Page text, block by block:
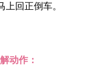
上回正倒车。
动作：